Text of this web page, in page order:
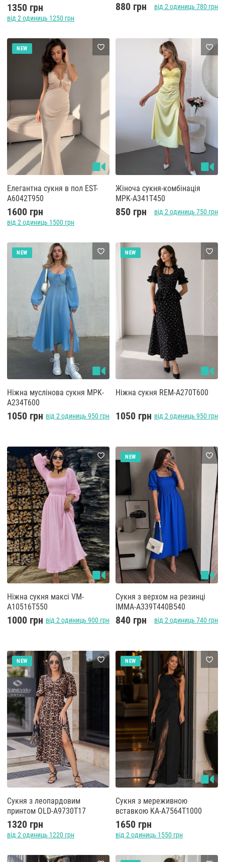
1350 грн
від 2 одиниць 1250 грн
880 грн від 2 одиниць 780 грн
NEW
Елегантна сукня в пол EST-
A6042T950
1600 грн
від 2 одиниць 1500 грн
Жіноча сукня-комбінація
MPK-A341T450
850 грн від 2 одиниць 750 грн
NEW
Ніжна муслінова сукня MPK-
A234T600
1050 грн від 2 одиниць 950 грн
NEW
Ніжна сукня REM-A270T600
1050 грн від 2 одиниць 950 грн
Ніжна сукня максі VM-
A10516T550
1000 грн від 2 одиниць 900 грн
NEW
Сукня з верхом на резинці
IMMA-A339T440B540
840 грн від 2 одиниць 740 грн
NEW
Сукня з леопардовим
принтом OLD-A9730T17
1320 грн
від 2 одиниць 1220 грн
NEW
Сукня з мереживною
вставкою KA-A7564T1000
1650 грн
від 2 одиниць 1550 грн